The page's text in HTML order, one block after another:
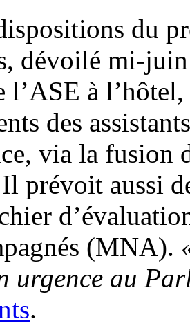
du
dévoilé mi-
l’ASE à
des
via la fusion
prévoit aussi
(MNA).
urgence au
.